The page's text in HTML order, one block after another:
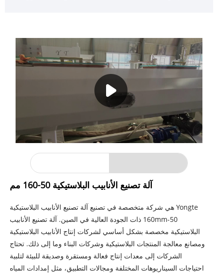
آلة تصنيع الأنابيب البلاستيكية 50-160 مم
Yongte هي شركة متخصصة في تصنيع آلة تصنيع الأنابيب البلاستيكية
50-160mm ذات الجودة العالية في الصين. آلة تصنيع الأنابيب
البلاستيكية مخصصة بشكل أساسي لشركات إنتاج الأنابيب البلاستيكية
ومصانع معالجة المنتجات البلاستيكية وشركات البناء وما إلى ذلك. تحتاج
الشركات إلى معدات إنتاج فعالة ومستقرة وصديقة للبيئة لتلبية
احتياجات السيناريوهات المختلفة ومجالات التطبيق، مثل إمدادات المياه